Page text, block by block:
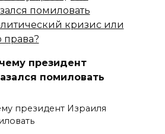
президент
помиловать
президент Израиля